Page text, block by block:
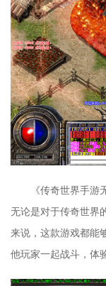
《传奇世界手游
无论是对于传奇世界
来说，这款游戏都能
他玩家一起战斗，体